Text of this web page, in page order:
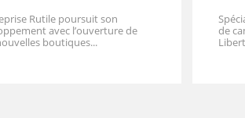
Rutile poursuit son
avec l’ouverture de
boutiques...
de